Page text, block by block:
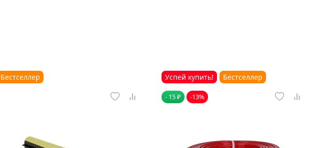
Бестселлер Успей купить! Бестселлер
- 15 ₽ -13%